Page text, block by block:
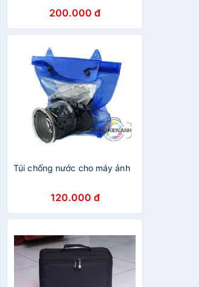
200.000 đ
Túi chống nước cho máy ảnh
120.000 đ